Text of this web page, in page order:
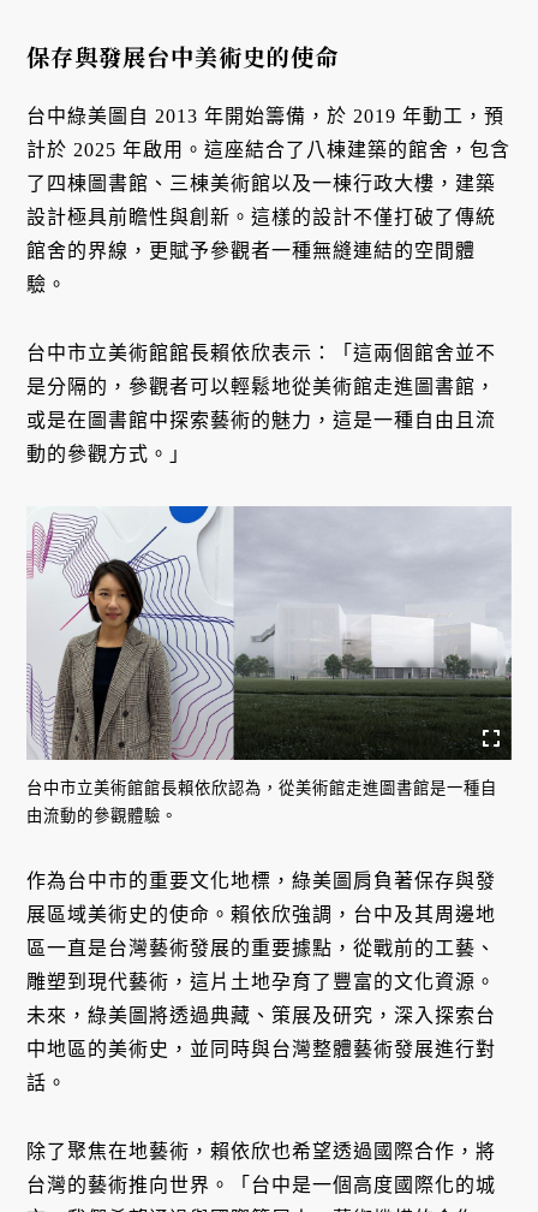
保存與發展台中美術史的使命
台中綠美圖自 2013 年開始籌備，於 2019 年動工，預
計於 2025 年啟用。這座結合了八棟建築的館舍，包含
了四棟圖書館、三棟美術館以及一棟行政大樓，建築
設計極具前瞻性與創新。這樣的設計不僅打破了傳統
館舍的界線，更賦予參觀者一種無縫連結的空間體
驗。
台中市立美術館館長賴依欣表示：「這兩個館舍並不
是分隔的，參觀者可以輕鬆地從美術館走進圖書館，
或是在圖書館中探索藝術的魅力，這是一種自由且流
動的參觀方式。」
台中市立美術館館長賴依欣認為，從美術館走進圖書館是一種自
由流動的參觀體驗。
作為台中市的重要文化地標，綠美圖肩負著保存與發
展區域美術史的使命。賴依欣強調，台中及其周邊地
區一直是台灣藝術發展的重要據點，從戰前的工藝、
雕塑到現代藝術，這片土地孕育了豐富的文化資源。
未來，綠美圖將透過典藏、策展及研究，深入探索台
中地區的美術史，並同時與台灣整體藝術發展進行對
話。
除了聚焦在地藝術，賴依欣也希望透過國際合作，將
台灣的藝術推向世界。「台中是一個高度國際化的城